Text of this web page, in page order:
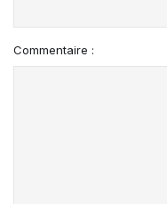
Commentaire :